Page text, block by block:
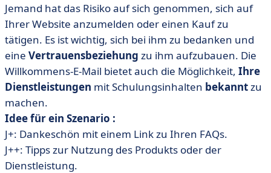
Jemand hat das Risiko auf sich genommen, sich auf
Ihrer Website anzumelden oder einen Kauf zu
tätigen. Es ist wichtig, sich bei ihm zu bedanken und
eine Vertrauensbeziehung zu ihm aufzubauen. Die
Willkommens-E-Mail bietet auch die Möglichkeit, Ihre
Dienstleistungen mit Schulungsinhalten bekanntzu
machen.
Idee für ein Szenario :
J+: Dankeschön mit einem Link zu Ihren FAQs.
J++: Tipps zur Nutzung des Produkts oder der
Dienstleistung.